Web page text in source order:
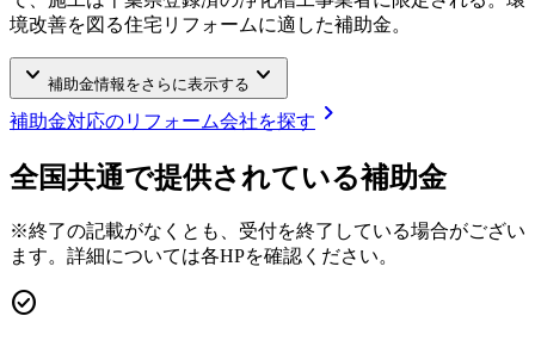
境改善を図る住宅リフォームに適した補助金。
keyboard_arrow_down 補助金情報をさらに表示する keyboard_arrow_down
補助金対応のリフォーム会社を探す chevron_right
全国共通で提供されている補助金
※終了の記載がなくとも、受付を終了している場合がござい
ます。詳細については各HPを確認ください。
check_circle